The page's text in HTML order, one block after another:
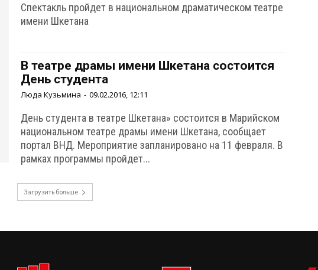
Спектакль пройдет в национальном драматическом театре
имени Шкетана
В театре драмы имени Шкетана состоится
День студента
Люда Кузьмина - 09.02.2016, 12:11
День студента в театре Шкетана» состоится в Марийском
национальном театре драмы имени Шкетана, сообщает
портал ВНД. Мероприятие запланировано на 11 февраля. В
рамках программы пройдет...
Загрузить больше